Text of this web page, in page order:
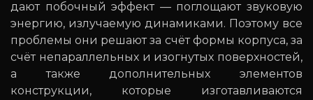
дают побочный эффект — поглощают звуковую
энергию, излучаемую динамиками. Поэтому все
проблемы они решают за счёт формы корпуса, за
счёт непараллельных и изогнутых поверхностей,
а также дополнительных элементов
конструкции, которые изготавливаются